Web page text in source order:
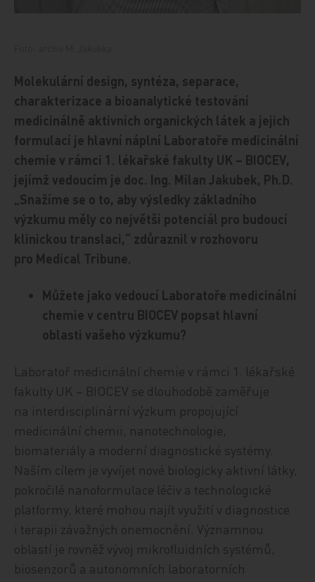
Molekulární design, syntéza, separace,
charakterizace a bioanalytické testování
medicinálně aktivních organických látek a jejich
formulací je hlavní náplní Laboratoře medicinální
chemie v rámci 1. lékařské fakulty UK – BIOCEV,
jejímž vedoucím je doc. Ing. Milan Jakubek, Ph.D.
„Snažíme se o to, aby výsledky základního
výzkumu měly co největší potenciál pro budoucí
klinickou translaci,“ zdůraznil v rozhovoru
pro Medical Tribune.
Můžete jako vedoucí Laboratoře medicinální
chemie v centru BIOCEV popsat hlavní
oblasti vašeho výzkumu?
Laboratoř medicinální chemie v rámci 1. lékařské
fakulty UK – BIOCEV se dlouhodobě zaměřuje
na interdisciplinární výzkum propojující
medicinální chemii, nanotechnologie,
biomateriály a moderní diagnostické systémy.
Naším cílem je vyvíjet nové biologicky aktivní látky,
pokročilé nanoformulace léčiv a technologické
platformy, které mohou najít využití v diagnostice
i terapii závažných onemocnění. Významnou
oblastí je rovněž vývoj mikrofluidních systémů,
biosenzorů a autonomních laboratorních